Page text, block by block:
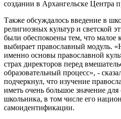
создании в Архангельске Центра
Также обсуждалось введение в
религиозных культур и светской
были обеспокоены тем, что малое
выбирает православный модуль.
именно основы православной
страх директоров перед
образовательный процесс», -
подчеркнул, что изучение
иметь очень большое значение
школьника, в том числе его
самоидентификации.